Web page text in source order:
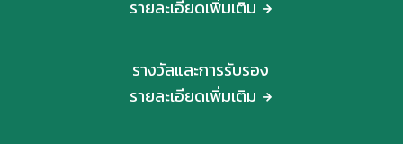
รายละเอียดเพิ่มเติม
รางวัลและการรับรอง
รายละเอียดเพิ่มเติม